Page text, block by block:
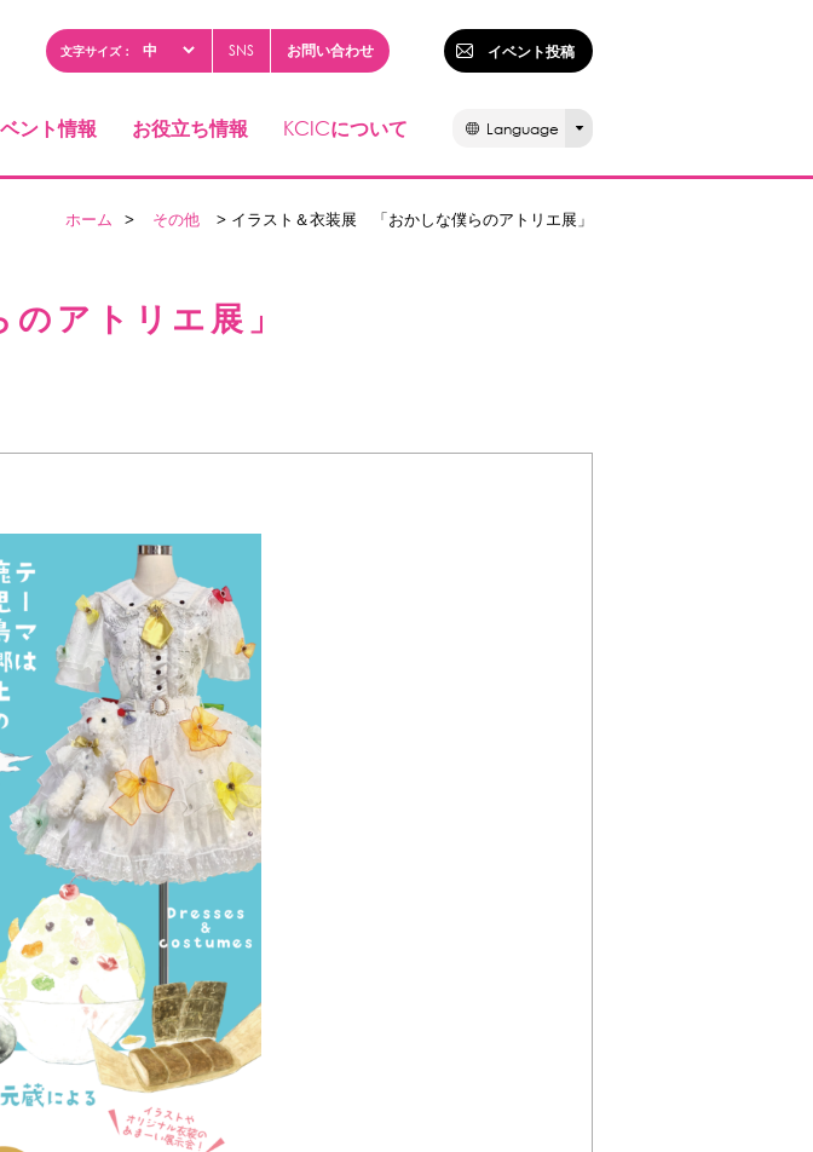
文字サイズ： SNS お問い合わせ イベント投稿
ント情報 お役立ち情報 KCICについて Language
ホーム > その他 > イラスト＆衣装展 「おかしな僕らのアトリエ展」
アトリエ展」